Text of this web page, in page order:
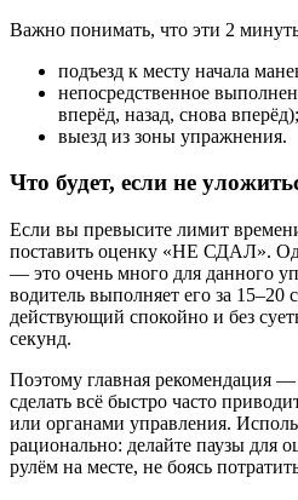
Важно понимать, что эти 2
подъезд к месту начала
непосредственное
вперёд, назад, снова вперёд);
выезд из зоны упражнения.
Что будет, если не
Если вы превысите лимит
поставить оценку «НЕ СДАЛ».
— это очень много для данного
водитель выполняет его за 15–20
действующий спокойно и без
секунд.
Поэтому главная рекомендация
сделать всё быстро часто
или органами управления.
рационально: делайте паузы для
рулём на месте, не боясь